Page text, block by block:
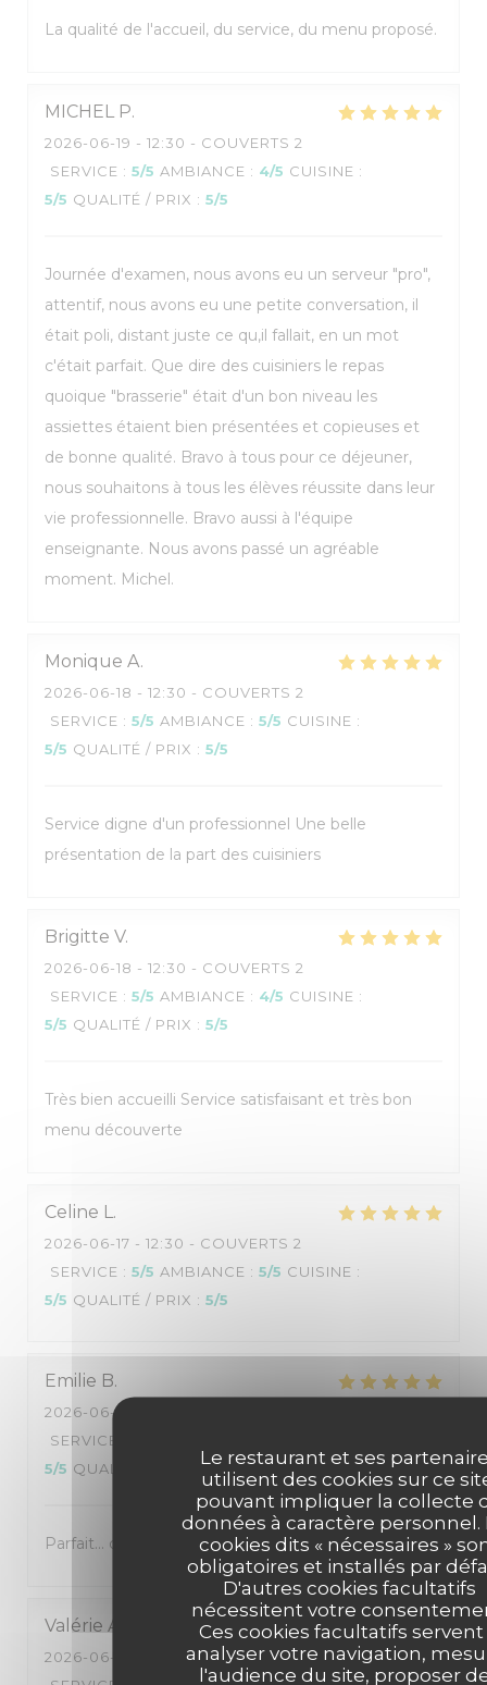
Le restaurant et ses
utilisent des cookies sur ce
pouvant impliquer la collecte
données à caractère personnel.
cookies dits « nécessaires »
obligatoires et installés par
D'autres cookies facultatifs
nécessitent votre
Ces cookies facultatifs servent
analyser votre navigation,
l'audience du site, proposer
La qualité de l'accueil, du service, du menu proposé.
MICHEL P
2026-06-19 - 12:30 - COUVERTS 2
SERVICE : 5/5 AMBIANCE : 4/5 CUISINE :
5/5 QUALITÉ / PRIX : 5/5
Journée d'examen, nous avons eu un serveur "pro",
attentif, nous avons eu une petite conversation, il
était poli, distant juste ce qu,il fallait, en un mot
c'était parfait. Que dire des cuisiniers le repas
quoique "brasserie" était d'un bon niveau les
assiettes étaient bien présentées et copieuses et
de bonne qualité. Bravo à tous pour ce déjeuner,
nous souhaitons à tous les élèves réussite dans leur
vie professionnelle. Bravo aussi à l'équipe
enseignante. Nous avons passé un agréable
moment. Michel.
Monique A
2026-06-18 - 12:30 - COUVERTS 2
SERVICE : 5/5 AMBIANCE : 5/5 CUISINE :
5/5 QUALITÉ / PRIX : 5/5
Service digne d'un professionnel Une belle
présentation de la part des cuisiniers
Brigitte V
2026-06-18 - 12:30 - COUVERTS 2
SERVICE : 5/5 AMBIANCE : 4/5 CUISINE :
5/5 QUALITÉ / PRIX : 5/5
Très bien accueilli Service satisfaisant et très bon
menu découverte
Celine L
2026-06-17 - 12:30 - COUVERTS 2
SERVICE : 5/5 AMBIANCE : 5/5 CUISINE :
5/5 QUALITÉ / PRIX : 5/5
Emilie B
2026-06-17
SERVICE
5/5 QUALITÉ / PRIX 5/5
Parfait... comme d'habitude !
Valérie A
2026-06-15
- 12:30 - COUVERTS 2
Restaurant pédagogique :